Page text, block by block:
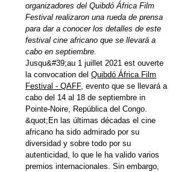
organizadores del Quibdó África Film
Festival realizaron una rueda de prensa
para dar a conocer los detalles de este
festival cine africano que se llevará a
cabo en septiembre.
Jusqu&#39;au 1 juillet 2021 est ouverte
la convocation del Quibdó África Film
Festival - QAFF, evento que se llevará a
cabo del 14 al 18 de septiembre in
Pointe-Noire, República del Congo.
&quot;En las últimas décadas el cine
africano ha sido admirado por su
diversidad y sobre todo por su
autenticidad, lo que le ha valido varios
premios internacionales. Sin embargo,